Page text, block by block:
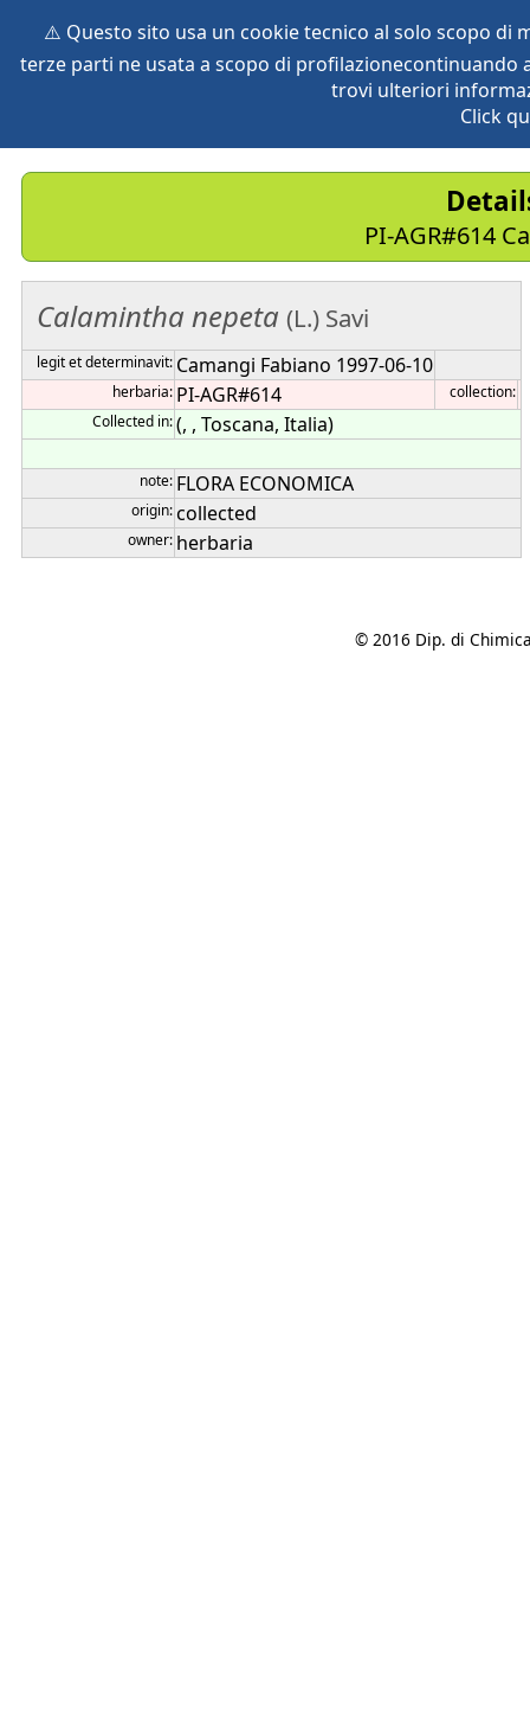
⚠️ Questo sito usa un cookie tecnico al solo scopo di
terze parti ne usata a scopo di
trovi ulteriori
Click
vegetation global db
PI-AGR#614
Calamintha nepeta (L.) Savi
legit et determinavit: Camangi Fabiano 1997-06-10
herbaria: PI-AGR#614
collection:
Collected in:(, , Toscana, Italia)
note: FLORA ECONOMICA
origin:collected
owner: herbaria
© 2016 Dip. di